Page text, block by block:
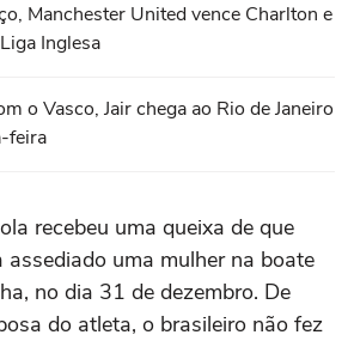
Manchester United vence Charlton e
Inglesa
o Vasco, Jair chega ao Rio de Janeiro
feira
recebeu uma queixa de que
assediado uma mulher na boate
no dia 31 de dezembro. De
do atleta, o brasileiro não fez